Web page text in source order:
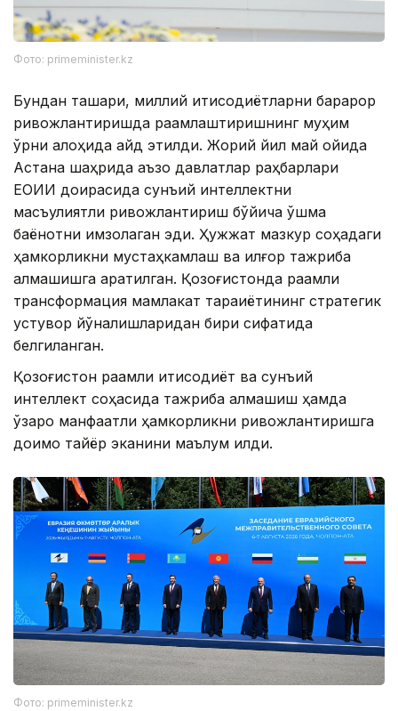
Фото: primeminister.kz
Бундан ташқари, миллий иқтисодиётларни барқарор
ривожлантиришда рақамлаштиришнинг муҳим
ўрни алоҳида қайд этилди. Жорий йил май ойида
Астана шаҳрида аъзо давлатлар раҳбарлари
ЕОИИ доирасида сунъий интеллектни
масъулиятли ривожлантириш бўйича қўшма
баёнотни имзолаган эди. Ҳужжат мазкур соҳадаги
ҳамкорликни мустаҳкамлаш ва илғор тажриба
алмашишга қаратилган. Қозоғистонда рақамли
трансформация мамлакат тараққиётининг стратегик
устувор йўналишларидан бири сифатида
белгиланган.
Қозоғистон рақамли иқтисодиёт ва сунъий
интеллект соҳасида тажриба алмашиш ҳамда
ўзаро манфаатли ҳамкорликни ривожлантиришга
доимо тайёр эканини маълум қилди.
Фото: primeminister.kz